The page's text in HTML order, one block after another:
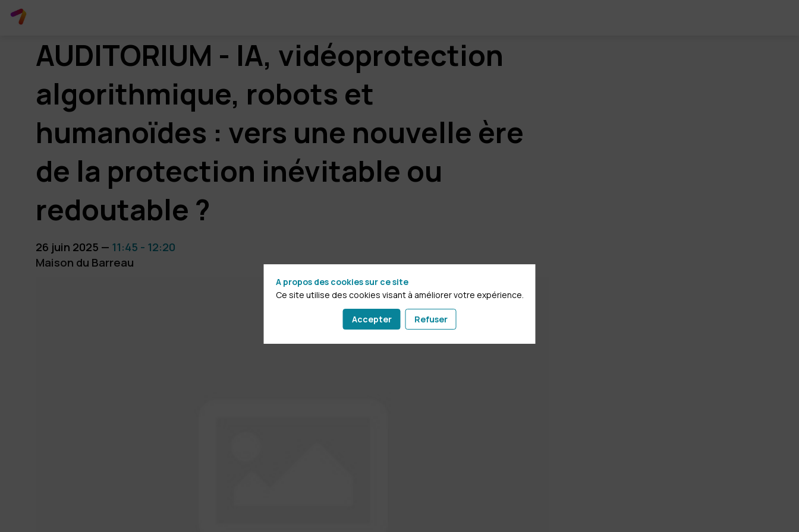
AUDITORIUM - IA, vidéoprotection
algorithmique, robots et
humanoïdes : vers une nouvelle ère
de la protection inévitable ou
redoutable ?
26 juin 2025 — 11:45 - 12:20
Maison du Barreau
A propos des cookies sur ce site
Ce site utilise des cookies visant à améliorer votre expérience.
Accepter Refuser